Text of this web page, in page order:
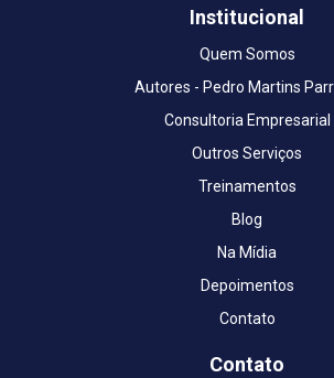
Institucional
Quem Somos
Autores - Pedro Martins
Consultoria Empresarial
Outros Serviços
Treinamentos
Blog
Na Mídia
Depoimentos
Contato
Contato